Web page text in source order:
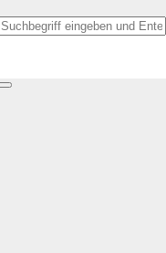
Ruß